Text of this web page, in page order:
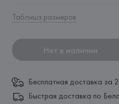
Таблица размеров
Нет в наличии
Бесплатная доставка за
Быстрая доставка по